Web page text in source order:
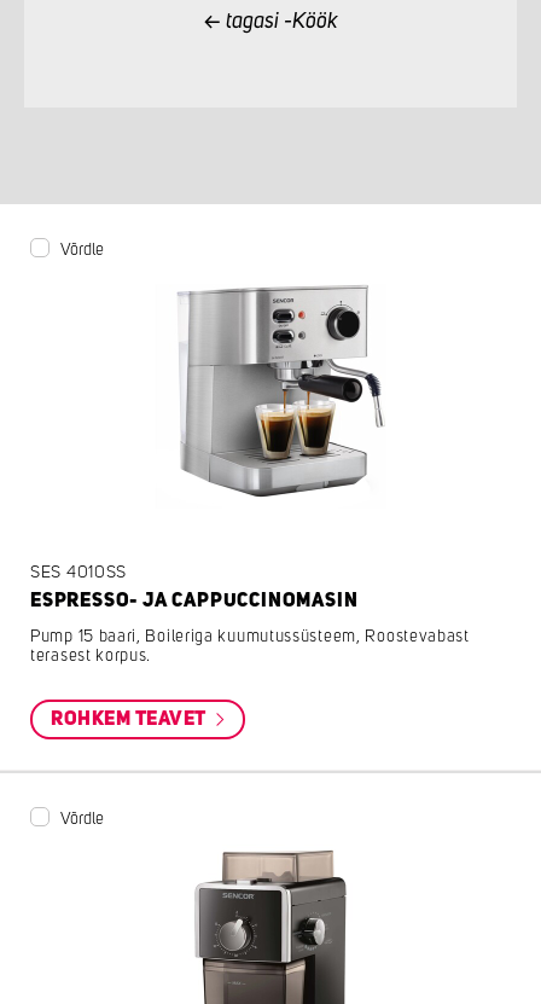
tagasi -Köök
Võrdle
SES 4010SS
ESPRESSO- JA CAPPUCCINOMASIN
Pump 15 baari, Boileriga kuumutussüsteem, Roostevabast
terasest korpus.
ROHKEM TEAVET
Võrdle